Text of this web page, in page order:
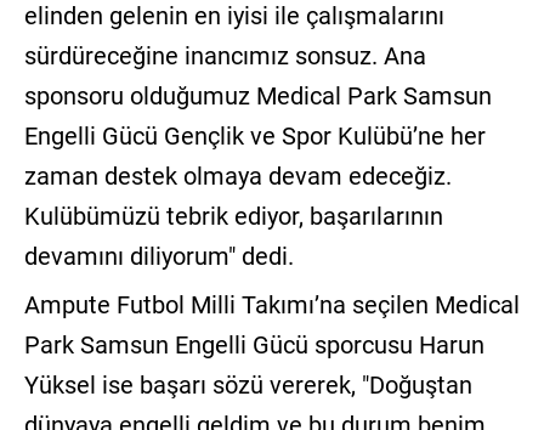
elinden gelenin en iyisi ile çalışmalarını
sürdüreceğine inancımız sonsuz. Ana
sponsoru olduğumuz Medical Park Samsun
Engelli Gücü Gençlik ve Spor Kulübü’ne her
zaman destek olmaya devam edeceğiz.
Kulübümüzü tebrik ediyor, başarılarının
devamını diliyorum" dedi.
Ampute Futbol Milli Takımı’na seçilen Medical
Park Samsun Engelli Gücü sporcusu Harun
Yüksel ise başarı sözü vererek, "Doğuştan